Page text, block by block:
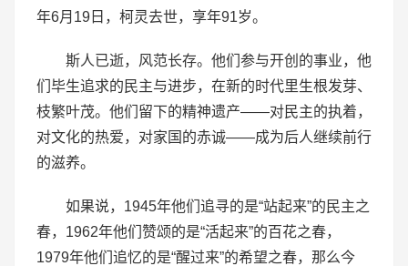
年6月19日，柯灵去世，享年91岁。
斯人已逝，风范长存。他们参与开创的事业，他
们毕生追求的民主与进步，在新的时代里生根发芽、
枝繁叶茂。他们留下的精神遗产——对民主的执着，
对文化的热爱，对家国的赤诚——成为后人继续前行
的滋养。
如果说，1945年他们追寻的是“站起来”的民主之
春，1962年他们赞颂的是“活起来”的百花之春，
1979年他们追忆的是“醒过来”的希望之春，那么今